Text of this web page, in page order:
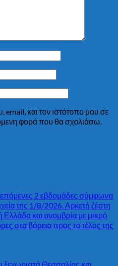
και τον ιστότοπο μου σε
φορά που θα σχολιάσω.
επόμενες 2 εβδομάδες σύμφωνα
της 1/8/2026. Αρκετή ζέστη
Ελλάδα και ανομβρία με μικρό
στα βόρεια προς το τέλος της
Θεσσαλίας και